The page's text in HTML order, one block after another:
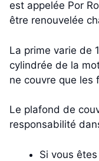
est appelée Por
être renouvelée
La prime varie de
cylindrée de la
ne couvre que les
Le plafond de
responsabilité
Si vous